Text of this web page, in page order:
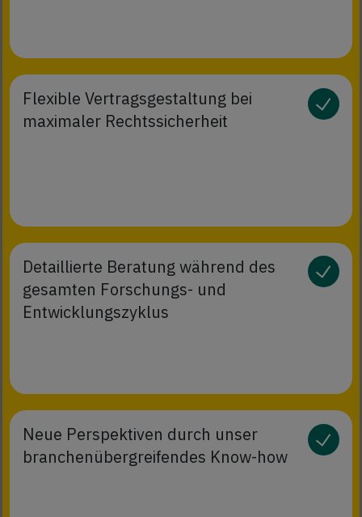
Flexible Vertragsgestaltung bei
maximaler Rechtssicherheit
Detaillierte Beratung während des
gesamten Forschungs- und
Entwicklungszyklus
Neue Perspektiven durch unser
branchenübergreifendes Know-how